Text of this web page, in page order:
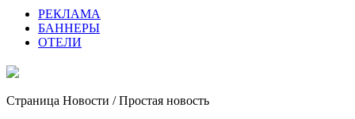
РЕКЛАМА
БАННЕРЫ
ОТЕЛИ
Страница Новости / Простая новость